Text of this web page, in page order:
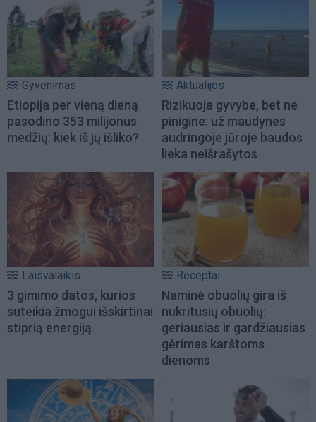
Gyvenimas
Etiopija per vieną dieną
pasodino 353 milijonus
medžių: kiek iš jų išliko?
Aktualijos
Rizikuoja gyvybe, bet ne
pinigine: už maudynes
audringoje jūroje baudos
lieka neišrašytos
Laisvalaikis
3 gimimo datos, kurios
suteikia žmogui išskirtinai
stiprią energiją
Receptai
Naminė obuolių gira iš
nukritusių obuolių:
geriausias ir gardžiausias
gėrimas karštoms
dienoms